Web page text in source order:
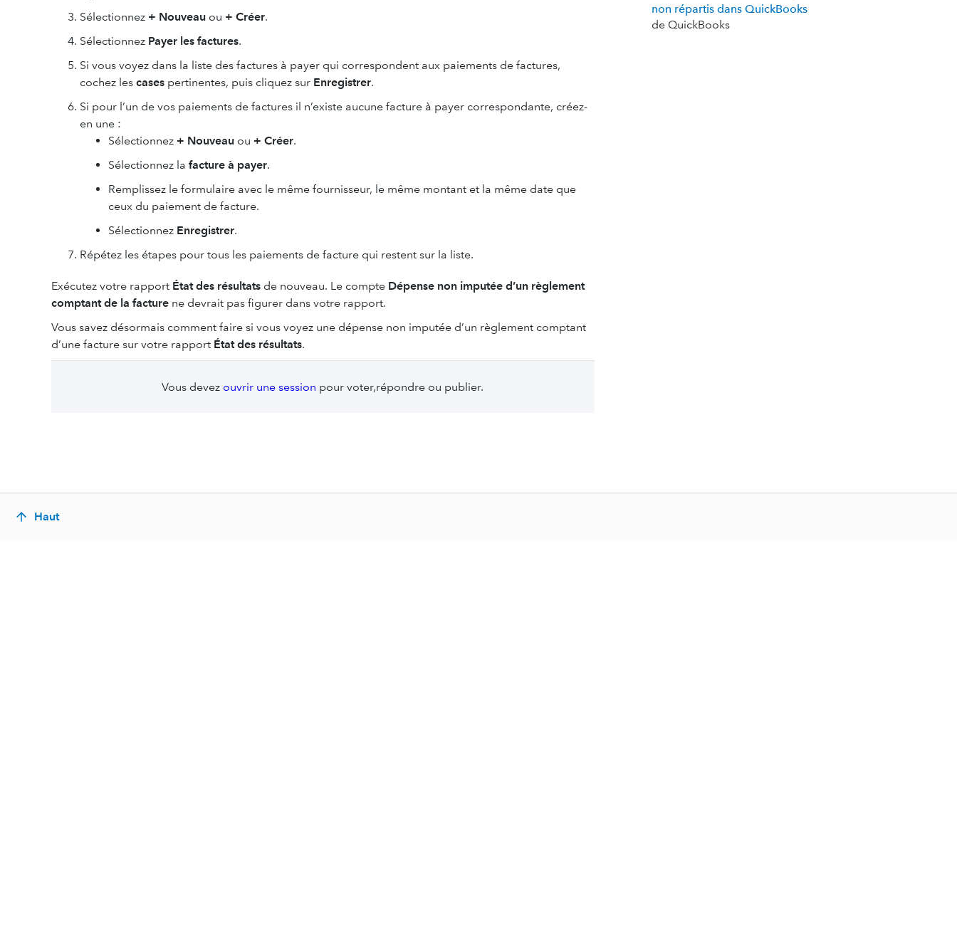
Sélectionnez + Nouveau ou + Créer.
Sélectionnez Payer les factures.
Si vous voyez dans la liste des factures à payer qui correspondent aux paiements de factures,
cochez les cases pertinentes, puis cliquez sur Enregistrer.
Si pour l’un de vos paiements de factures il n’existe aucune facture à payer correspondante, créez-
en une :
Sélectionnez + Nouveau ou + Créer.
Sélectionnez la facture à payer.
Remplissez le formulaire avec le même fournisseur, le même montant et la même date que
ceux du paiement de facture.
Sélectionnez Enregistrer.
Répétez les étapes pour tous les paiements de facture qui restent sur la liste.
Exécutez votre rapport État des résultats de nouveau. Le compte Dépense non imputée d’un règlement
comptant de la facture ne devrait pas figurer dans votre rapport.
Vous savez désormais comment faire si vous voyez une dépense non imputée d’un règlement comptant
d’une facture sur votre rapport État des résultats.
Vous devez ouvrir une session pour voter,répondre ou publier.
non répartis dans QuickBooks
de QuickBooks
Haut